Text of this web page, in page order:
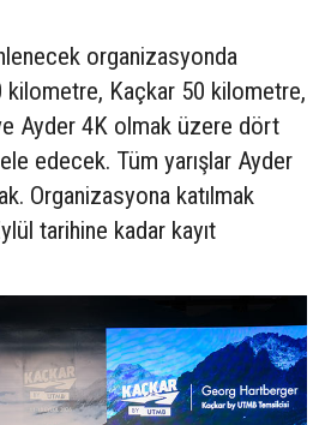
organizasyonda
Kaçkar 50 kilometre,
Ayder 4K olmak üzere dört
edecek. Tüm yarışlar Ayder
Organizasyona katılmak
tarihine kadar kayıt